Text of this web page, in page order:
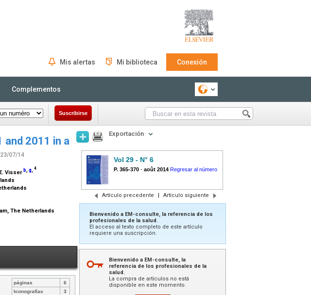
Mis alertas Mi biblioteca Conexión
Complementos
Suscribirse
2011 in a
07/14
Visser b,g, 4
The Netherlands
páginas
6
Iconografías
3
Exportación
Vol 29 - N° 6
P. 365-370 - août 2014 Regresar al número
Artículo precedente | Artículo siguiente
Bienvenido a EM-consulte, la referencia de los
profesionales de la salud.
El acceso al texto completo de este artículo
requiere una suscripción.
Bienvenido a EM-consulte, la
referencia de los profesionales de la
salud.
La compra de artículos no está
disponible en este momento.